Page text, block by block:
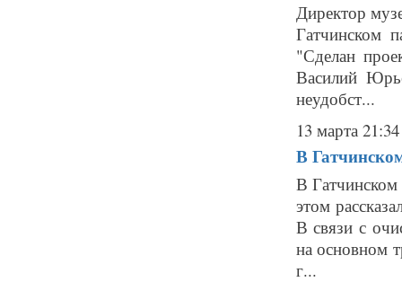
Директор
Гатчинском
"Сделан
Василий
неудобст...
13 марта 21:34
В
В
этом
В связи с
на основном
г...